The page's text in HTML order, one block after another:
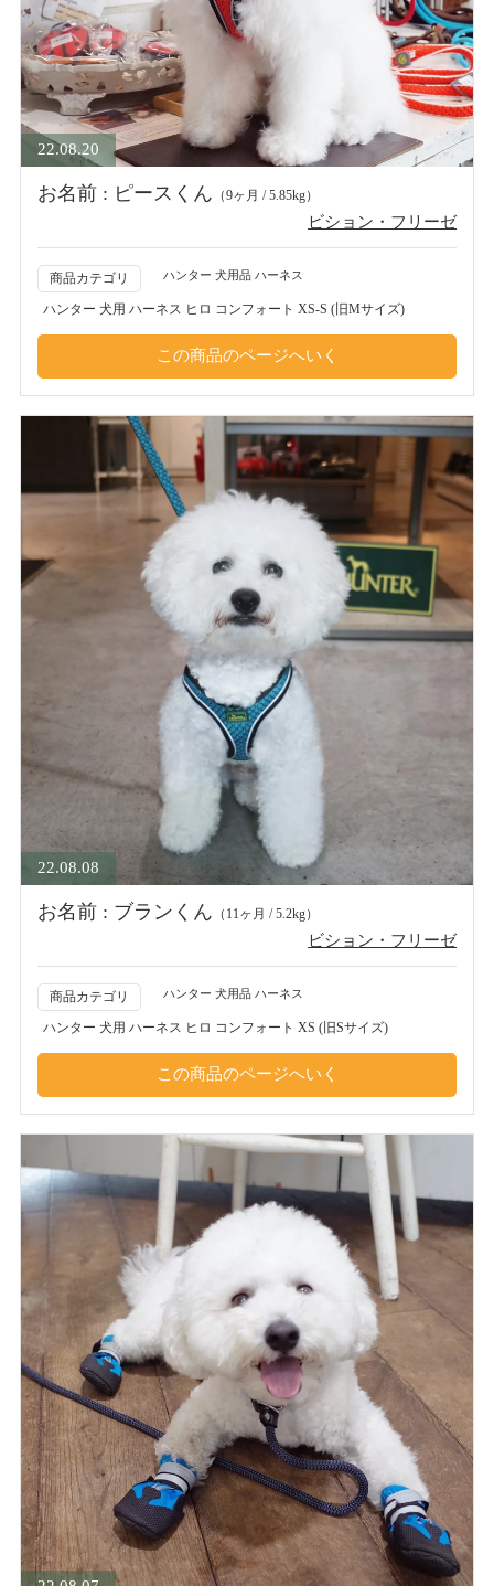
22.08.20
お名前 : ピースくん （9ヶ月 / 5.85kg）
ビション・フリーゼ
商品カテゴリ ハンター 犬用品 ハーネス
ハンター 犬用 ハーネス ヒロ コンフォート XS-S (旧Mサイズ)
22.08.08
お名前 : ブランくん （11ヶ月 / 5.2kg）
ビション・フリーゼ
商品カテゴリ ハンター 犬用品 ハーネス
ハンター 犬用 ハーネス ヒロ コンフォート XS (旧Sサイズ)